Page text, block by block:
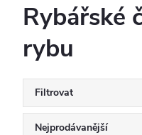
Rybářské
rybu
Filtrovat
Nejprodávanější